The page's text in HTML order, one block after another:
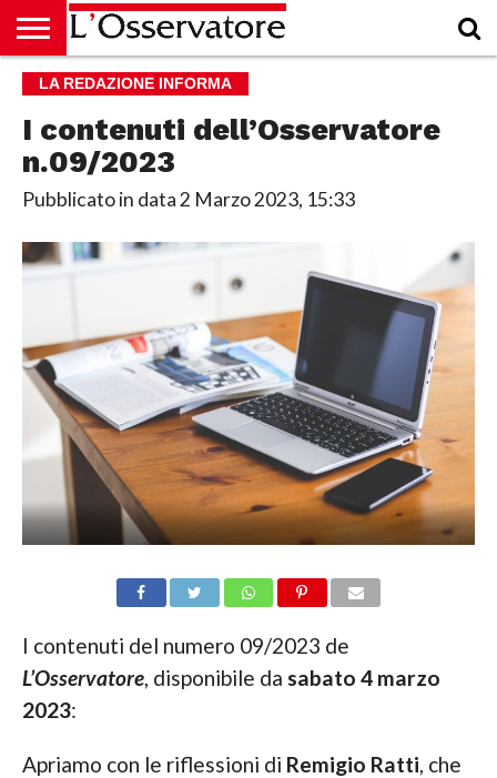
HOME
CULTURA
ECONOMIA
RUBRICHE
ARCHIVIO
PODCAST
ABBONAMENTO
CHI
ACCEDI
LA REDAZIONE INFORMA
I contenuti dell’Osservatore
n.09/2023
Pubblicato in data2 Marzo 2023, 15:33
I contenuti del numero 09/2023 de
L’Osservatore, disponibile da sabato 4 marzo
2023:
Apriamo con le riflessioni di Remigio Ratti , che